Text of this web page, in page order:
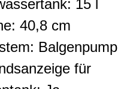
15 l
40,8 cm
Balgenpump
für